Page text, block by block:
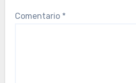
Comentario *